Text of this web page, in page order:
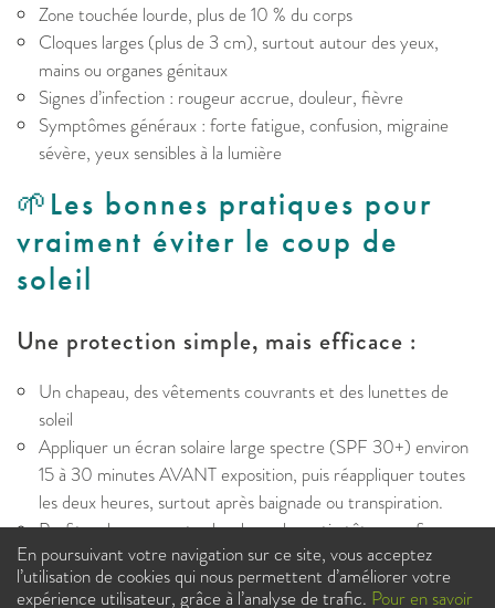
Zone touchée lourde, plus de 10 % du corps
Cloques larges (plus de 3 cm), surtout autour des yeux,
mains ou organes génitaux
Signes d’infection : rougeur accrue, douleur, fièvre
Symptômes généraux : forte fatigue, confusion, migraine
sévère, yeux sensibles à la lumière
🌱Les bonnes pratiques pour
vraiment éviter le coup de
soleil
Une protection simple, mais efficace :
Un chapeau, des vêtements couvrants et des lunettes de
soleil
Appliquer un écran solaire large spectre (SPF 30+) environ
15 à 30 minutes AVANT exposition, puis réappliquer toutes
les deux heures, surtout après baignade ou transpiration.
Profiter des moments plus doux : le matin tôt ou en fin
d’après-midi, c’est le top pour bronzer sans dommage
En poursuivant votre navigation sur ce site, vous acceptez
l’utilisation de cookies qui nous permettent d’améliorer votre
expérience utilisateur, grâce à l’analyse de trafic. Pour en savoir